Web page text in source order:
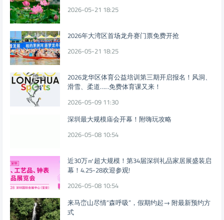
2026-05-21 18:25
2026年大湾区首场龙舟赛门票免费开抢
2026-05-21 18:25
2026龙华区体育公益培训第三期开启报名！风洞、
滑雪、柔道……免费体育课又来！
2026-05-09 11:30
深圳最大规模庙会开幕！附嗨玩攻略
2026-05-08 10:54
近30万㎡超大规模！第34届深圳礼品家居展盛装启
幕！4.25-28欢迎参观!
2026-05-08 10:54
来马峦山尽情“森呼吸”，假期约起→ 附最新预约方
式